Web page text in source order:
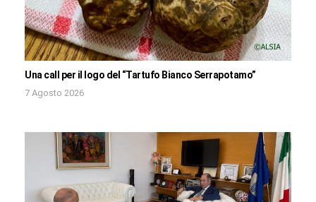
Una call per il logo del “Tartufo Bianco Serrapotamo”
7 Agosto 2026